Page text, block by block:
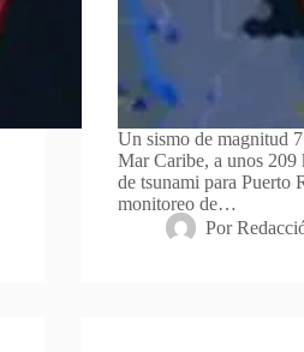
Un sismo de magnitud
Mar Caribe, a unos 209
de tsunami para Puerto
monitoreo de…
Por